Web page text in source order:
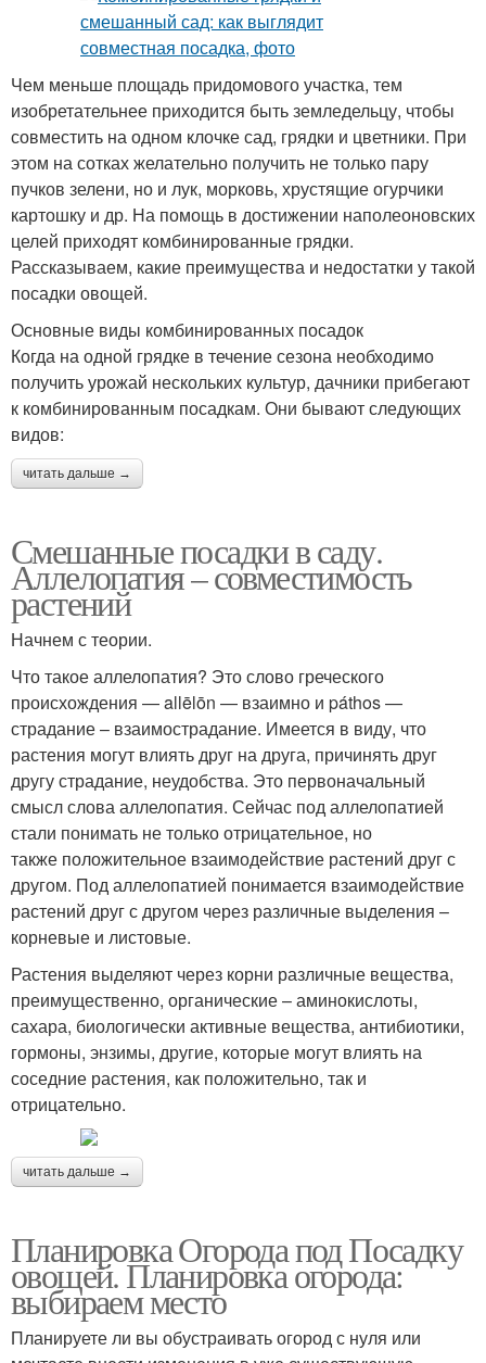
Чем меньше площадь придомового участка, тем
изобретательнее приходится быть земледельцу, чтобы
совместить на одном клочке сад, грядки и цветники. При
этом на сотках желательно получить не только пару
пучков зелени, но и лук, морковь, хрустящие огурчики
картошку и др. На помощь в достижении наполеоновских
целей приходят комбинированные грядки.
Рассказываем, какие преимущества и недостатки у такой
посадки овощей.
Основные виды комбинированных посадок
Когда на одной грядке в течение сезона необходимо
получить урожай нескольких культур, дачники прибегают
к комбинированным посадкам. Они бывают следующих
видов:
читать дальше →
Смешанные посадки в саду.
Аллелопатия – совместимость
растений
Начнем с теории.
Что такое аллелопатия? Это слово греческого
происхождения — allēlōn — взаимно и páthos —
страдание – взаимострадание. Имеется в виду, что
растения могут влиять друг на друга, причинять друг
другу страдание, неудобства. Это первоначальный
смысл слова аллелопатия. Сейчас под аллелопатией
стали понимать не только отрицательное, но
также положительное взаимодействие растений друг с
другом. Под аллелопатией понимается взаимодействие
растений друг с другом через различные выделения –
корневые и листовые.
Растения выделяют через корни различные вещества,
преимущественно, органические – аминокислоты,
сахара, биологически активные вещества, антибиотики,
гормоны, энзимы, другие, которые могут влиять на
соседние растения, как положительно, так и
отрицательно.
читать дальше →
Планировка Огорода под Посадку
овощей. Планировка огорода:
выбираем место
Планируете ли вы обустраивать огород с нуля или